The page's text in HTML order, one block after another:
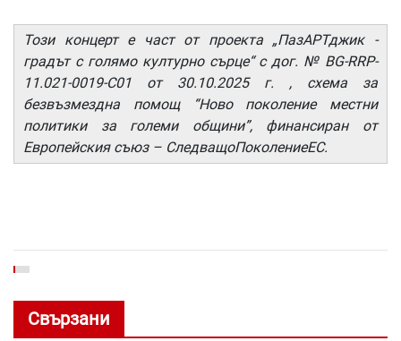
Този концерт е част от проекта „ПазАРТджик -
градът с голямо културно сърце“ с дог. № BG-RRP-
11.021-0019-C01 от 30.10.2025 г. , схема за
безвъзмездна помощ “Ново поколение местни
политики за големи общини”, финансиран от
Европейския съюз – СледващоПоколениеЕС.
Свързани